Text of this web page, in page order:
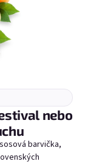
in boxu
(7 pcs)
nebo
barvička,